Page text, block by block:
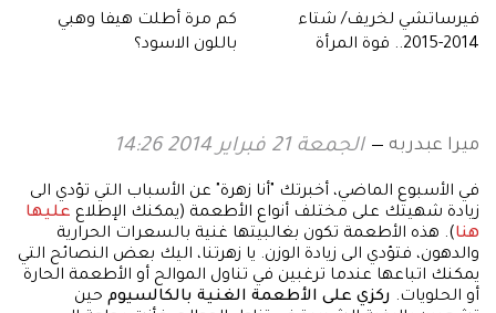
فيرساتشي لخريف/ شتاء
2014-2015.. قوة المرأة
كم مرة أطلت هيفا وهبي
باللون الاسود؟
ميرا عبدربه الجمعة 21 فبراير 2014 14:26
في الأسبوع الماضي، أخبرتك "أنا زهرة" عن الأسباب التي تؤدي الى
زيادة شهيتك على مختلف أنواع الأطعمة (يمكنك الإطلاع عليها
هنا). هذه الأطعمة تكون بغالبيتها غنية بالسعرات الحرارية
والدهون، فتؤدي الى زيادة الوزن. يا زهرتنا، اليك بعض النصائح التي
يمكنك اتباعها عندما ترغبين في تناول الموالح أو الأطعمة الحارة
أو الحلويات. ركزي على الأطعمة الغنية بالكالسيوم حين